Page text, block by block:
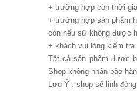
+ trường hợp còn thời
+ trường hợp sản phẩm
còn nếu sử không được
+ khách vui lòng kiểm
Tất cả sản phẩm được
Shop không nhận bảo
Lưu Ý : shop sẽ linh